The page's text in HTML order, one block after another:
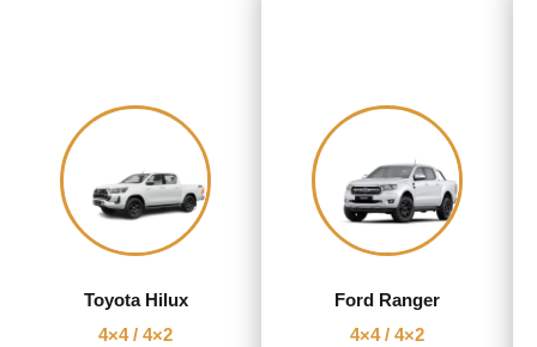
Toyota Hilux
4×4 / 4×2
Ford Ranger
4×4 / 4×2